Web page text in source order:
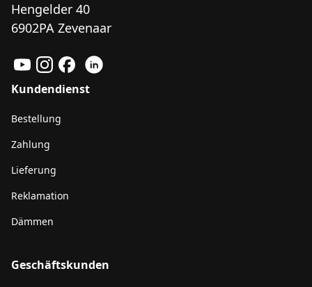
Hengelder 40
6902PA Zevenaar
Kundendienst
Bestellung
Zahlung
Lieferung
Reklamation
Dämmen
Geschäftskunden